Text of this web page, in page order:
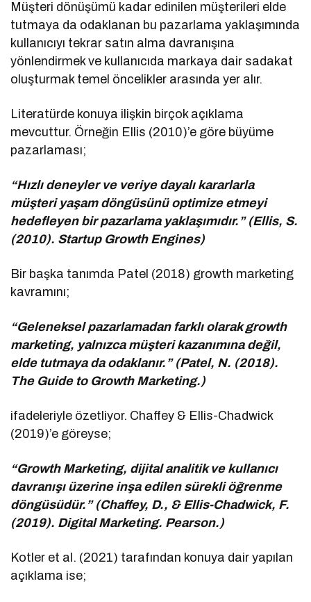
Müşteri dönüşümü kadar edinilen müşterileri elde
tutmaya da odaklanan bu pazarlama yaklaşımında
kullanıcıyı tekrar satın alma davranışına
yönlendirmek ve kullanıcıda markaya dair sadakat
oluşturmak temel öncelikler arasında yer alır.
Literatürde konuya ilişkin birçok açıklama
mevcuttur. Örneğin Ellis (2010)’e göre büyüme
pazarlaması;
“Hızlı deneyler ve veriye dayalı kararlarla
müşteri yaşam döngüsünü optimize etmeyi
hedefleyen bir pazarlama yaklaşımıdır.” (Ellis, S.
(2010). Startup Growth Engines)
Bir başka tanımda Patel (2018) growth marketing
kavramını;
“Geleneksel pazarlamadan farklı olarak growth
marketing, yalnızca müşteri kazanımına değil,
elde tutmaya da odaklanır.” (Patel, N. (2018).
The Guide to Growth Marketing.)
ifadeleriyle özetliyor. Chaffey & Ellis-Chadwick
(2019)’e göreyse;
“Growth Marketing, dijital analitik ve kullanıcı
davranışı üzerine inşa edilen sürekli öğrenme
döngüsüdür.” (Chaffey, D., & Ellis-Chadwick, F.
(2019). Digital Marketing. Pearson.)
Kotler et al. (2021) tarafından konuya dair yapılan
açıklama ise;